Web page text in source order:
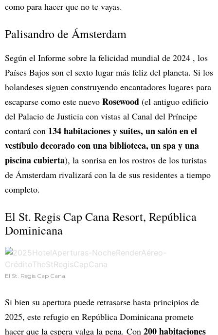
como para hacer que no te vayas.
Palisandro de Ámsterdam
Según el Informe sobre la felicidad mundial de 2024 , los
Países Bajos son el sexto lugar más feliz del planeta. Si los
holandeses siguen construyendo encantadores lugares para
escaparse como este nuevo Rosewood (el antiguo edificio
del Palacio de Justicia con vistas al Canal del Príncipe
contará con 134 habitaciones y suites, un salón en el
vestíbulo decorado con una biblioteca, un spa y una
piscina cubierta), la sonrisa en los rostros de los turistas
de Ámsterdam rivalizará con la de sus residentes a tiempo
completo.
El St. Regis Cap Cana Resort, República
Dominicana
El St. Regis Cap Cana.
Si bien su apertura puede retrasarse hasta principios de
2025, este refugio en República Dominicana promete
hacer que la espera valga la pena. Con 200 habitaciones